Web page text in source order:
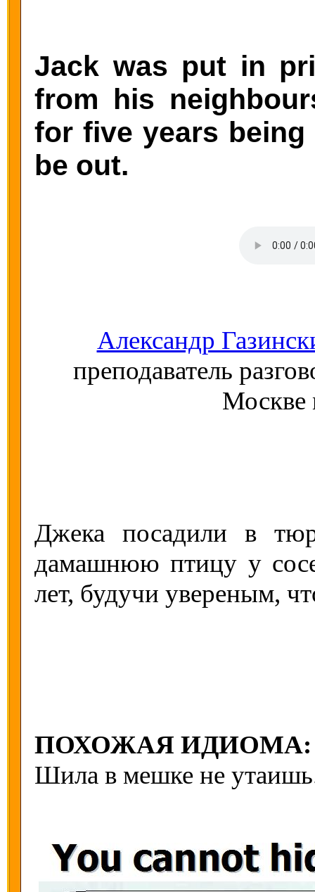
Jack was put in
from his
for five years
be out.
Александр
преподаватель
Джека посадили в
дамашнюю птицу у
лет, будучи увереным,
ПОХОЖАЯ ИДИОМА:
Шила в мешке не